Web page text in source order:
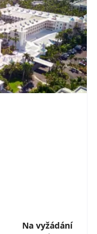
Na vyžádání